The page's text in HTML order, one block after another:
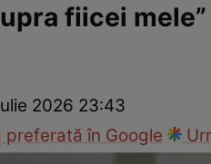
Click!Paparazzii Click!
fiicei mele”
2026 23:43
în Google